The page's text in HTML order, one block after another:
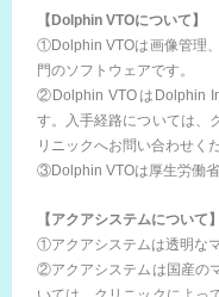
【Dolphin VTOについて】
①Dolphin VTOは画像管理
門のソフトウェアです。
②Dolphin VTOはDolphin
す。入手経路については、
リニックへお問い合わせく
③Dolphin VTOは厚生労働省
【アクアシステムについて】
①アクアシステムは透明な
②アクアシステムは国産の